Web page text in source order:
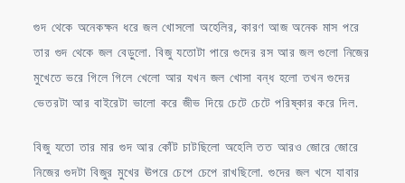
গুদ থেকে অনেকক্ষন ধরে জল খোসলো অহেলির, কারণ আজ অনেক মাস পরে
তার গুদ থেকে জল বেড়ুলো. বিজু যতোটা পারে গুদের রস আর জল গুলো নিজের
মুখেতে ভরে গিলে গিলে খেলো আর যখন জল খোসা বন্ধ হলো তখন গুদের
ভেতরটা আর বাইরেটা ভালো করে জীভ দিয়ে চেটে চেটে পরিষ্কার করে দিল.
বিজু যতো তার মার গুদ আর কোঁট চাটছিলো অহেলি তত আরও জোরে জোরে
নিজের গুদটা বিজুর মুখের ঊপরে চেপে চেপে রাখছিলো. গুদের জল খসে যাবার